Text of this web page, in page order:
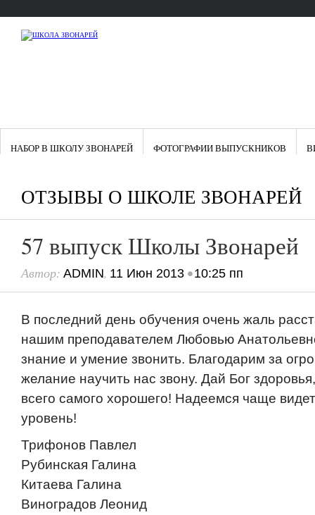
НАБОР В ШКОЛУ ЗВОНАРЕЙ ФОТОГРАФИИ ВЫПУСКНИКОВ
ОТЗЫВЫ О ШКОЛЕ ЗВОНАРЕЙ
57 выпуск Школы Звонарей
Автор: ADMIN, 11 Июн 2013 •10:25 пп
В последний день обучения очень жаль
нашим преподавателем Любовью
знание и умение звонить. Благодарим за
желание научить нас звону. Дай Бог
всего самого хорошего! Надеемся чаще
уровень!
Трифонов Павлел
Рубинская Галина
Китаева Галина
Виноградов Леонид